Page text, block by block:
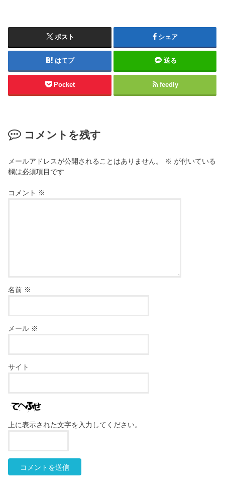
ポスト シェア
はてブ 送る
Pocket feedly
コメントを残す
メールアドレスが公開されることはありません。 ※ が付いている
欄は必須項目です
コメント ※
名前 ※
メール ※
サイト
上に表示された文字を入力してください。